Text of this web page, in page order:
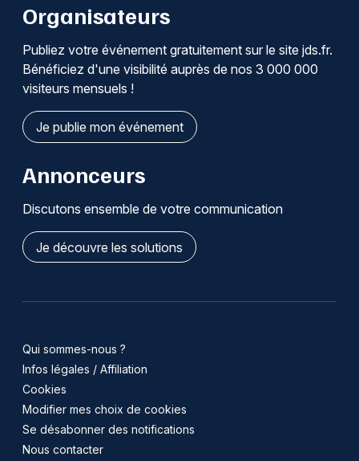
Organisateurs
Publiez votre événement gratuitement sur le site jds.fr.
Bénéficiez d'une visibilité auprès de nos 3 000 000
visiteurs mensuels !
Je publie mon événement
Annonceurs
Discutons ensemble de votre communication
Je découvre les solutions
Qui sommes-nous ?
Infos légales / Affiliation
Cookies
Modifier mes choix de cookies
Se désabonner des notifications
Nous contacter